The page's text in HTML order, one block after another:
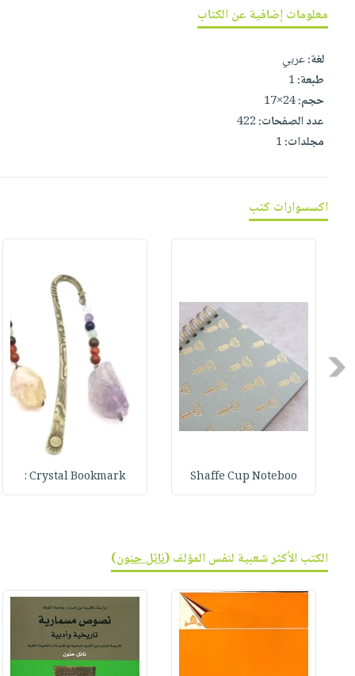
صابون
أطفال
مناسبات
فيديوهات
يتكرر
طرحها
خدمات
نيل
وفرات
انشر
تواصل
معنا
عربة
نشرة
الإصدارات
معلومات إضافية عن الكتاب
لغة:عربي
طبعة:1
حجم:24×17
عدد الصفحات:422
مجلدات:1
اكسسوارات كتب
Previous
Shaffe Cup Noteboo
Crystal Bookmark :
الكتب الأكثر شعبية لنفس المؤلف (نائل حنون)